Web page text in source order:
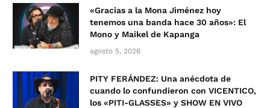
«Gracias a la Mona Jiménez hoy
tenemos una banda hace 30 años»: El
Mono y Maikel de Kapanga
agosto 5, 2026
PITY FERÁNDEZ: Una anécdota de
cuando lo confundieron con VICENTICO,
los «PITI-GLASSES» y SHOW EN VIVO